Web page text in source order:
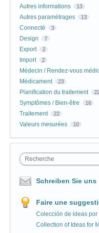
Autres informations 13
Autres paramétrages 13
Connecté 3
Design 7
Export 2
Import 2
Médecin / Rendez-vous
Médicament 23
Planification du traitement
Symptômes / Bien-être 16
Traitement 22
Valeurs mesurées 10
Recherche
Schreiben Sie uns
Faire une
Colección de ideas por
Collection of Ideas for